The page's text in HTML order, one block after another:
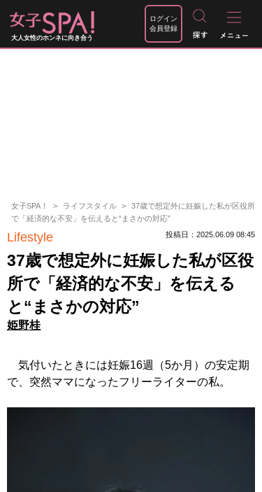
大人女性のホンネに向き合う
ログイン
会員登録
女子SPA！ ライフスタイル
37歳で想定外に妊娠した私が区役所
で「経済的な不安」を伝えると“まさかの対応”
Lifestyle 投稿日：2025.06.09 08:45
37歳で想定外に妊娠した私が区役
所で「経済的な不安」を伝える
と“まさかの対応”
姫野桂
気付いたときには妊娠16週（5か月）の安定期
で、突然ママになったフリーライターの私。